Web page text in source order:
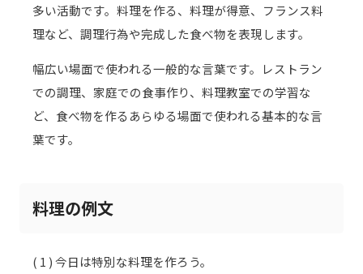
多い活動です。料理を作る、料理が得意、フランス料
理など、調理行為や完成した食べ物を表現します。
幅広い場面で使われる一般的な言葉です。レストラン
での調理、家庭での食事作り、料理教室での学習な
ど、食べ物を作るあらゆる場面で使われる基本的な言
葉です。
料理の例文
( 1 ) 今日は特別な料理を作ろう。